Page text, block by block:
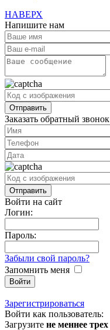
НАВЕРХ
Напишите нам
Заказать обратный звонок
Войти на сайт
Логин:
Пароль:
Забыли свой пароль?
Запомнить меня
Зарегистрироваться
Войти как пользователь:
Загрузите не меннее трех